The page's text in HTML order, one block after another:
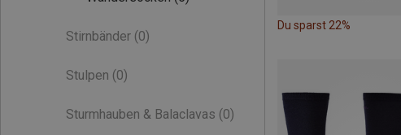
Stirnbänder (0)
Stulpen (0)
Sturmhauben & Balaclavas (0)
Du sparst 22%